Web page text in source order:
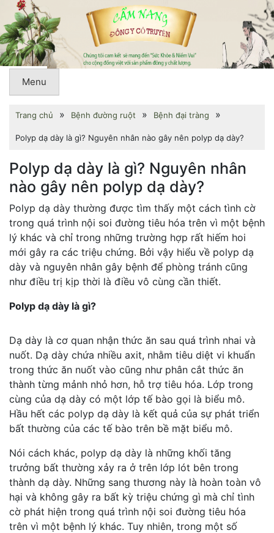
Menu
Trang chủ » Bệnh đường ruột » Bệnh đại tràng »
Polyp dạ dày là gì? Nguyên nhân nào gây nên polyp dạ dày?
Polyp dạ dày là gì? Nguyên nhân
nào gây nên polyp dạ dày?
Polyp dạ dày thường được tìm thấy một cách tình cờ
trong quá trình nội soi đường tiêu hóa trên vì một bệnh
lý khác và chỉ trong những trường hợp rất hiếm hoi
mới gây ra các triệu chứng. Bởi vậy hiểu về polyp dạ
dày và nguyên nhân gây bệnh để phòng tránh cũng
như điều trị kịp thời là điều vô cùng cần thiết.
Polyp dạ dày là gì?
Dạ dày là cơ quan nhận thức ăn sau quá trình nhai và
nuốt. Dạ dày chứa nhiều axit, nhằm tiêu diệt vi khuẩn
trong thức ăn nuốt vào cũng như phân cắt thức ăn
thành từng mảnh nhỏ hơn, hỗ trợ tiêu hóa. Lớp trong
cùng của dạ dày có một lớp tế bào gọi là biểu mô.
Hầu hết các polyp dạ dày là kết quả của sự phát triển
bất thường của các tế bào trên bề mặt biểu mô.
Nói cách khác, polyp dạ dày là những khối tăng
trưởng bất thường xảy ra ở trên lớp lót bên trong
thành dạ dày. Những sang thương này là hoàn toàn vô
hại và không gây ra bất kỳ triệu chứng gì mà chỉ tình
cờ phát hiện trong quá trình nội soi đường tiêu hóa
trên vì một bệnh lý khác. Tuy nhiên, trong một số